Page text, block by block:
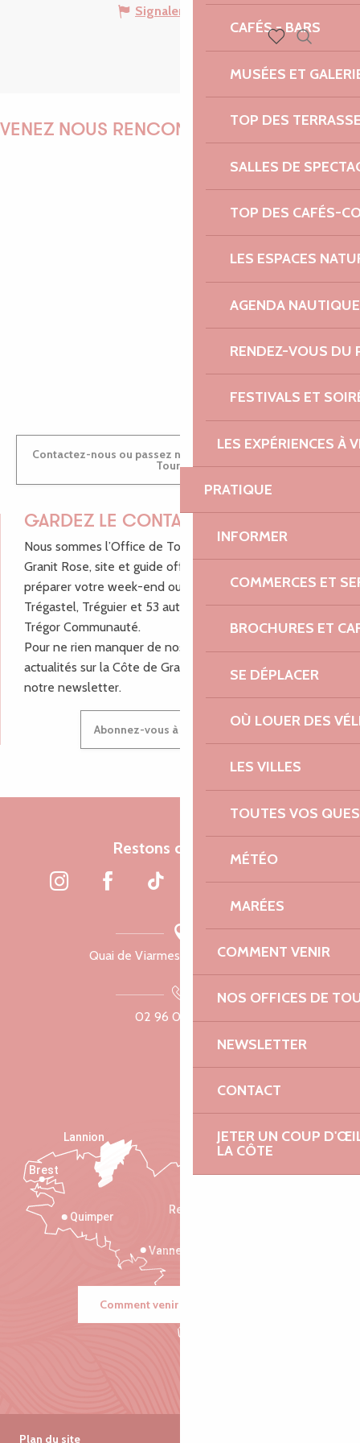
CAFÉS - BARS
MUSÉES ET
TOP DES
SALLES DE
TOP DES CAFÉS-
LES ESPACES
AGENDA NAUTIQUE
RENDEZ-VOUS DU
FESTIVALS ET
LES EXPÉRIENCES À
PRATIQUE
INFORMER
COMMERCES ET
BROCHURES ET
SE DÉPLACER
OÙ LOUER DES
LES VILLES
TOUTES VOS
MÉTÉO
MARÉES
COMMENT VENIR
NOS OFFICES DE
NEWSLETTER
CONTACT
JETER UN COUP
LA CÔTE
Signaler une erreur
VENEZ NOUS RENCONTRER !
EMILIE
ANTOINE
Contactez-nous ou passez nous voir dans nos Offices de
Tourisme
GARDEZ LE CONTACT !
Nous sommes l’Office de Tourisme Bretagne - Côte de
Granit Rose, site et guide officiel pour vous aider à
préparer votre week-end ou vos vacances à Lannion,
Trégastel, Tréguier et 53 autres communes de Lannion-
Trégor Communauté.
Pour ne rien manquer de nos bons plans et nos
actualités sur la Côte de Granit Rose, inscrivez-vous à
notre newsletter.
Abonnez-vous à notre newsletter
Restons connectés
Quai de Viarmes, 22300 Lannion
02 96 05 60 70
Saint-Malo
Rennes
Vannes
Quimper
Lannion
Brest
Comment venir ?
Plan du site